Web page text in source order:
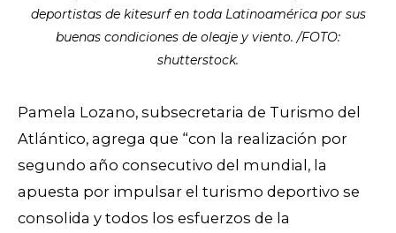
deportistas de kitesurf en toda Latinoamérica por sus
buenas condiciones de oleaje y viento. /FOTO:
shutterstock.
Pamela Lozano, subsecretaria de Turismo del
Atlántico, agrega que “con la realización por
segundo año consecutivo del mundial, la
apuesta por impulsar el turismo deportivo se
consolida y todos los esfuerzos de la